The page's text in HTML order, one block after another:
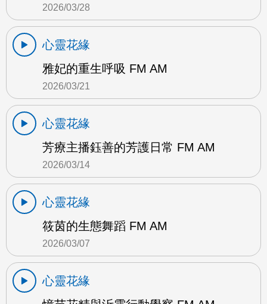
2026/03/28
心靈花緣
雅妃的重生呼吸 FM AM
2026/03/21
心靈花緣
芳療主播鈺善的芳護日常 FM AM
2026/03/14
心靈花緣
筱茵的生態舞蹈 FM AM
2026/03/07
心靈花緣